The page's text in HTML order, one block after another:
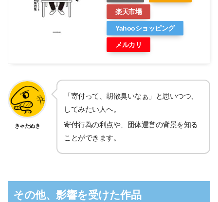
楽天市場
Yahooショッピング
メルカリ
きゃたぬき
「寄付って、胡散臭いなぁ」と思いつつ、
してみたい人へ。
寄付行為の利点や、団体運営の背景を知る
ことができます。
その他、影響を受けた作品